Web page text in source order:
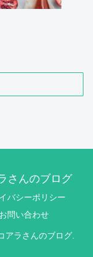
さんのブログ
バシーポリシー
お問い合わせ
ラさんのブログ.